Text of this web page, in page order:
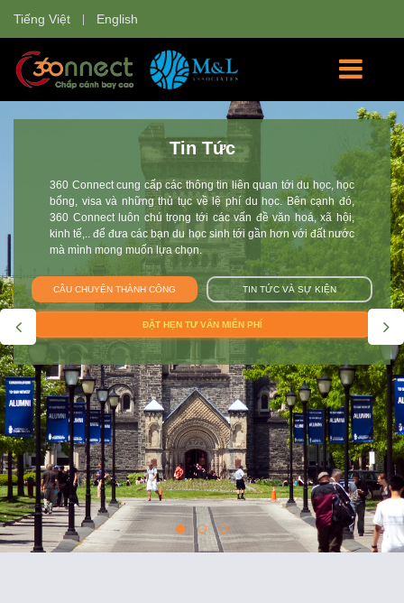
Tiếng Việt English
Học Bổng
360 Connect tự hào là nơi cung cấp các thông tin về các
trường đại học và các chương trình học cho sinh viên Việt
Nam tham gia: chương trình du học hè, giao lưu văn hóa, du
học tự túc, du học học bổng, chương trình trao đổi sinh viên tại
Anh, Úc, Mỹ, Canada, New Zealand, Singapore, Thụy Sĩ, Hà
Lan, Nhật Bản. Đội 360 Connect mang tới cho bạn không chỉ
thông tin mà còn giúp bạn tư vấn và hoàn thiện hồ sơ trên con
đường chắp cánh ước mơ du học.
CÂU CHUYỆN THÀNH CÔNG TIN TỨC VÀ SỰ KIỆN
ĐẶT LỊCH TƯ VẤN MIỄN PHÍ